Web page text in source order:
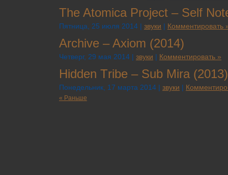
The Atomica Project – Self
Пятница, 25 июля 2014 | звуки | Комментировать
Archive – Axiom (2014)
Четверг, 29 мая 2014 | звуки | Комментировать »
Hiddеn Тribе – Sub Мirа (2013)
Понедельник, 17 марта 2014 | звуки |
« Раньше